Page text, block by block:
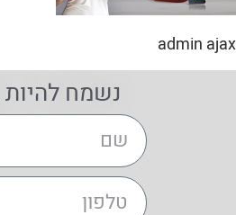
admin ajax
נשמח